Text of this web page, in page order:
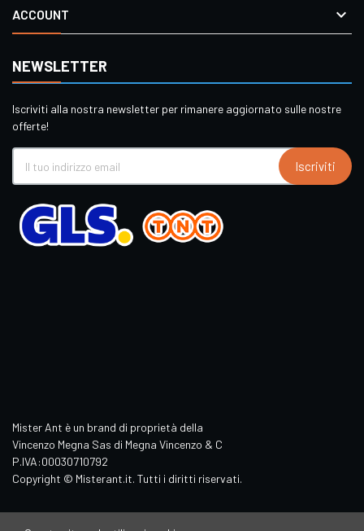
ACCOUNT 
NEWSLETTER
Iscriviti alla nostra newsletter per rimanere aggiornato sulle nostre
offerte!
Iscriviti
Mister Ant è un brand di proprietà della
Vincenzo Megna Sas di Megna Vincenzo & C
P.IVA:00030710792
Copyright © Misterant.it. Tutti i diritti riservati.